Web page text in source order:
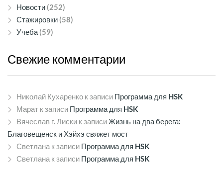
Новости (252)
Стажировки (58)
Учеба (59)
Свежие комментарии
Николай Кухаренко к записи Программа для HSK
Марат к записи Программа для HSK
Вячеслав г. Лиски к записиЖизнь на два берега:
Благовещенск и Хэйхэ свяжет мост
Светлана к записи Программа для HSK
Светлана к записи Программа для HSK